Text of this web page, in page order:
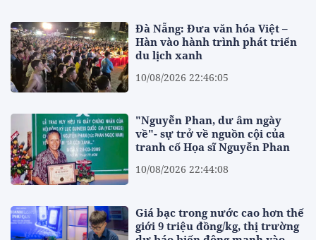
Đà Nẵng: Đưa văn hóa Việt –
Hàn vào hành trình phát triển
du lịch xanh
10/08/2026 22:46:05
"Nguyễn Phan, dư âm ngày
về"- sự trở về nguồn cội của
tranh cố Họa sĩ Nguyễn Phan
10/08/2026 22:44:08
Giá bạc trong nước cao hơn thế
giới 9 triệu đồng/kg, thị trường